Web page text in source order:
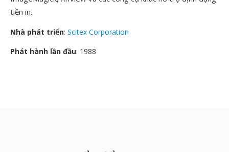
tiền in.
Nhà phát triển: Scitex Corporation
Phát hành lần đầu: 1988